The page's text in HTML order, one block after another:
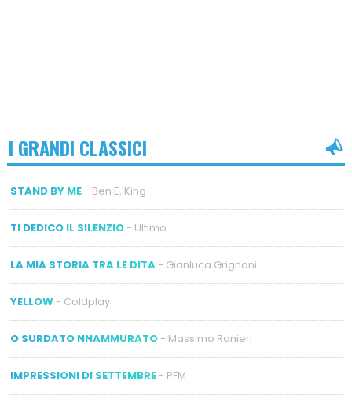
I GRANDI CLASSICI
STAND BY ME- Ben E. King
TI DEDICO IL SILENZIO- Ultimo
LA MIA STORIA TRA LE DITA- Gianluca Grignani
YELLOW- Coldplay
O SURDATO NNAMMURATO- Massimo Ranieri
IMPRESSIONI DI SETTEMBRE- PFM